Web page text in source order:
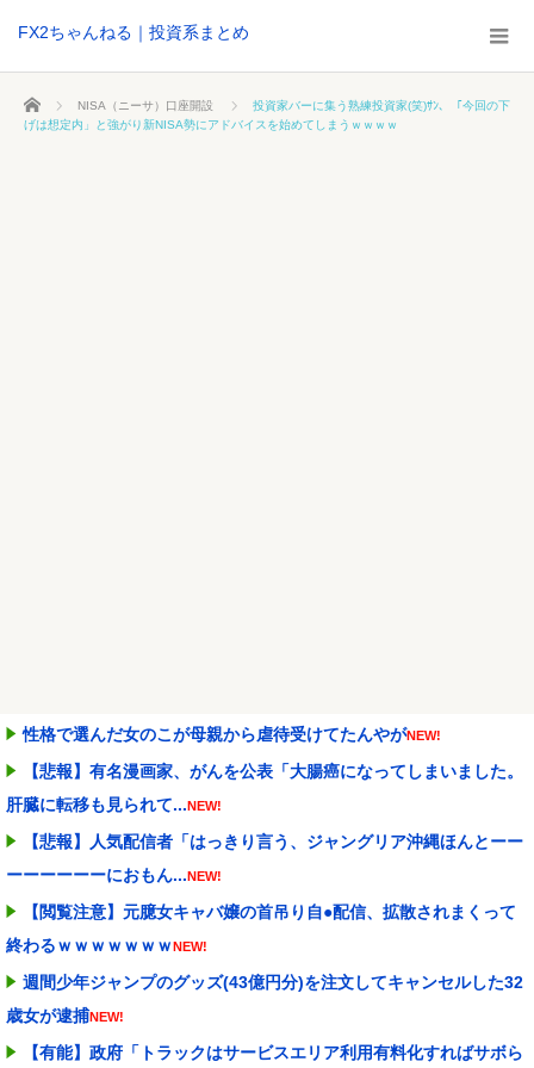
FX2ちゃんねる｜投資系まとめ
ホーム NISA（ニーサ）口座開設
投資家バーに集う熟練投資家(笑)ｻﾝ、「今回の下
げは想定内」と強がり新NISA勢にアドバイスを始めてしまうｗｗｗｗ
性格で選んだ女のこが母親から虐待受けてたんやがNEW!
【悲報】有名漫画家、がんを公表「大腸癌になってしまいました。
肝臓に転移も見られて...NEW!
【悲報】人気配信者「はっきり言う、ジャングリア沖縄ほんとーー
ーーーーーーにおもん...NEW!
【閲覧注意】元臆女キャバ嬢の首吊り自●配信、拡散されまくって
終わるｗｗｗｗｗｗｗNEW!
週間少年ジャンプのグッズ(43億円分)を注文してキャンセルした32
歳女が逮捕NEW!
【有能】政府「トラックはサービスエリア利用有料化すればサボら